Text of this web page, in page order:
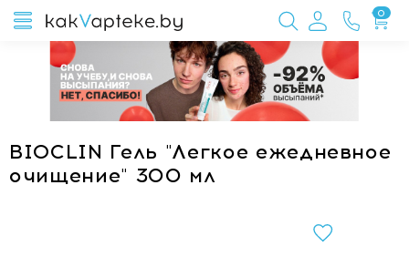
0
BIOCLIN Гель "Легкое ежедневное
очищение" 300 мл